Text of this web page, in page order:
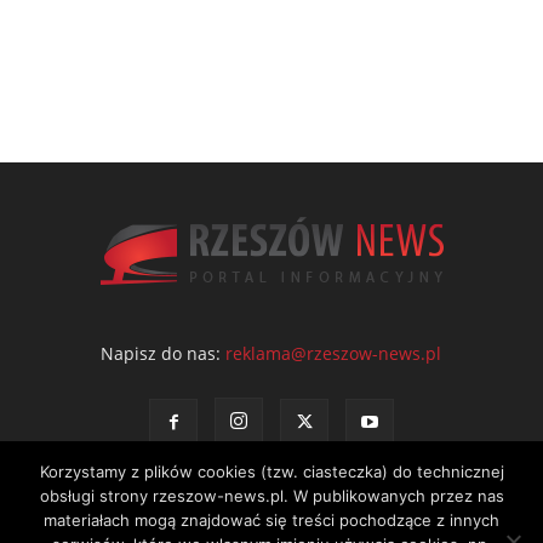
Napisz do nas: reklama@rzeszow-news.pl
Korzystamy z plików cookies (tzw. ciasteczka) do technicznej
obsługi strony rzeszow-news.pl. W publikowanych przez nas
materiałach mogą znajdować się treści pochodzące z innych